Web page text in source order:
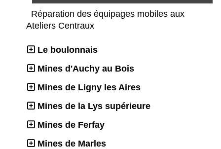
Réparation des équipages mobiles aux
Ateliers Centraux
Le boulonnais
Mines d'Auchy au Bois
Mines de Ligny les Aires
Mines de la Lys supérieure
Mines de Ferfay
Mines de Marles